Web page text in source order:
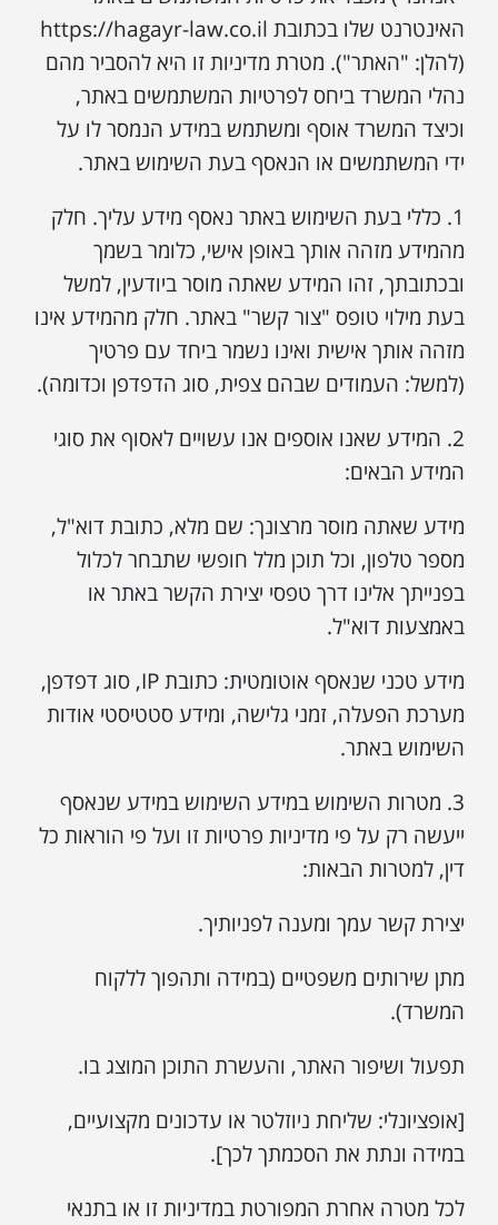
האינטרנט שלו בכתובת https://hagayr-law.co.il
(להלן: "האתר"). מטרת מדיניות זו היא להסביר מהם
נהלי המשרד ביחס לפרטיות המשתמשים באתר,
וכיצד המשרד אוסף ומשתמש במידע הנמסר לו על
ידי המשתמשים או הנאסף בעת השימוש באתר.
1. כללי בעת השימוש באתר נאסף מידע עליך. חלק
מהמידע מזהה אותך באופן אישי, כלומר בשמך
ובכתובתך, זהו המידע שאתה מוסר ביודעין, למשל
בעת מילוי טופס "צור קשר" באתר. חלק מהמידע אינו
מזהה אותך אישית ואינו נשמר ביחד עם פרטיך
(למשל: העמודים שבהם צפית, סוג הדפדפן וכדומה).
2. המידע שאנו אוספים אנו עשויים לאסוף את סוגי
המידע הבאים:
מידע שאתה מוסר מרצונך: שם מלא, כתובת דוא"ל,
מספר טלפון, וכל תוכן מלל חופשי שתבחר לכלול
בפנייתך אלינו דרך טפסי יצירת הקשר באתר או
באמצעות דוא"ל.
מידע טכני שנאסף אוטומטית: כתובת IP, סוג דפדפן,
מערכת הפעלה, זמני גלישה, ומידע סטטיסטי אודות
השימוש באתר.
3. מטרות השימוש במידע השימוש במידע שנאסף
ייעשה רק על פי מדיניות פרטיות זו ועל פי הוראות כל
דין, למטרות הבאות:
יצירת קשר עמך ומענה לפניותיך.
מתן שירותים משפטיים (במידה ותהפוך ללקוח
המשרד).
תפעול ושיפור האתר, והעשרת התוכן המוצג בו.
[אופציונלי: שליחת ניוזלטר או עדכונים מקצועיים,
במידה ונתת את הסכמתך לכך].
לכל מטרה אחרת המפורטת במדיניות זו או בתנאי